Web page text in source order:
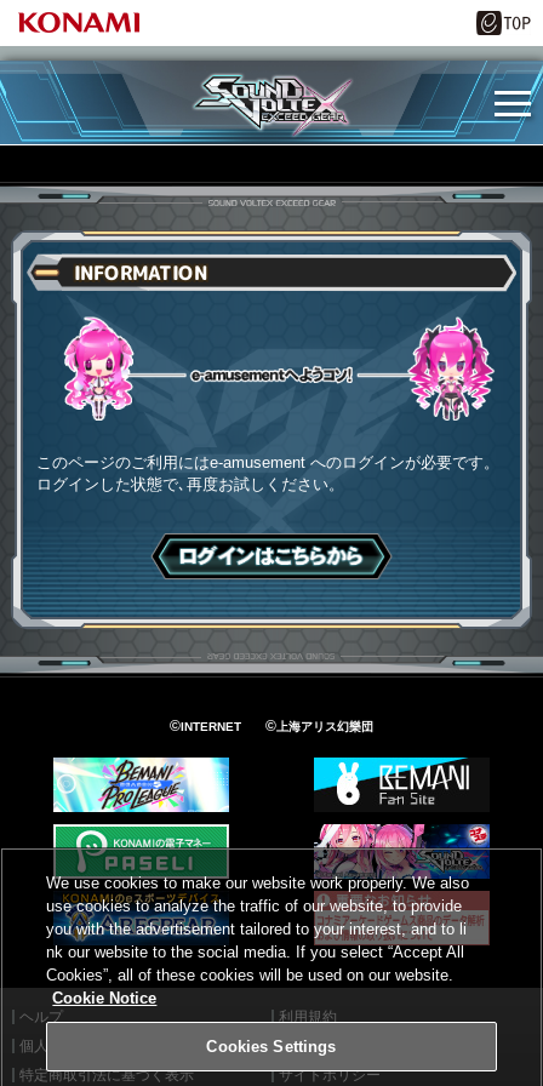
INFORMATION
このページのご利用にはe-amusement へのログインが必要です。
ログインした状態で､再度お試しください。
ログインはこちら
©INTERNET ©上海アリス幻樂団
ヘルプ
利用規約
個人情報等保護方針
外部送信について
特定商取引法に基づく表示
サイトポリシー
We use cookies to make our website work properly. We also
use cookies to analyze the traffic of our website, to provide
you with the advertisement tailored to your interest, and to li
nk our website to the social media. If you select “Accept All
Cookies”, all of these cookies will be used on our website.
Cookie Notice
Cookies Settings